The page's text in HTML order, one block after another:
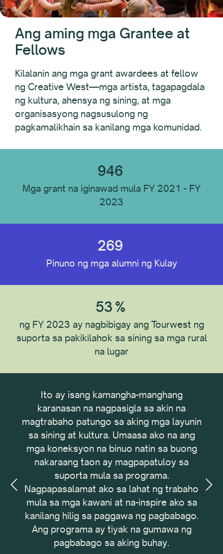
Ang aming mga Grantee at
Fellows
Kilalanin ang mga grant awardees at fellow
ng Creative West—mga artista, tagapagdala
ng kultura, ahensya ng sining, at mga
organisasyong nagsusulong ng
pagkamalikhain sa kanilang mga komunidad.
946
Mga grant na iginawad mula FY 2021 - FY
2023
269
Pinuno ng mga alumni ng Kulay
53 %
ng FY 2023 ay nagbibigay ang Tourwest ng
suporta sa pakikilahok sa sining sa mga rural
na lugar
Ito ay isang kamangha-manghang
karanasan na nagpasigla sa akin na
magtrabaho patungo sa aking mga layunin
sa sining at kultura. Umaasa ako na ang
mga koneksyon na binuo natin sa buong
nakaraang taon ay magpapatuloy sa
suporta mula sa programa.
Nagpapasalamat ako sa lahat ng trabaho
mula sa mga kawani at na-inspire ako sa
kanilang hilig sa paggawa ng pagbabago.
Ang programa ay tiyak na gumawa ng
pagbabago sa aking buhay.
Lokasyon ng Tatanggap
Disiplina ng Tatanggap
Uri ng Institusyon